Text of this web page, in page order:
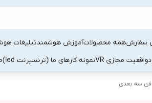
سفارشهمه محصولاتآموزش هوشمندتبلیغات
واقعیت مجازی VR نمونه کارهای ما (ترنسپرنت led)
فن سه بعدی